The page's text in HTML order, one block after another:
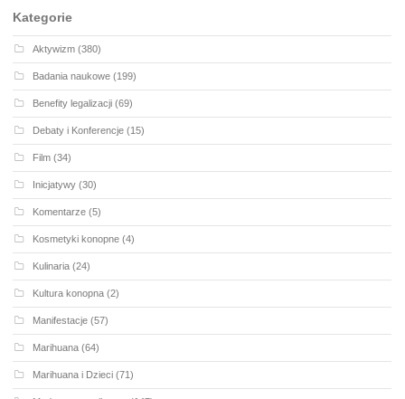
Kategorie
Aktywizm (380)
Badania naukowe (199)
Benefity legalizacji (69)
Debaty i Konferencje (15)
Film (34)
Inicjatywy (30)
Komentarze (5)
Kosmetyki konopne (4)
Kulinaria (24)
Kultura konopna (2)
Manifestacje (57)
Marihuana (64)
Marihuana i Dzieci (71)